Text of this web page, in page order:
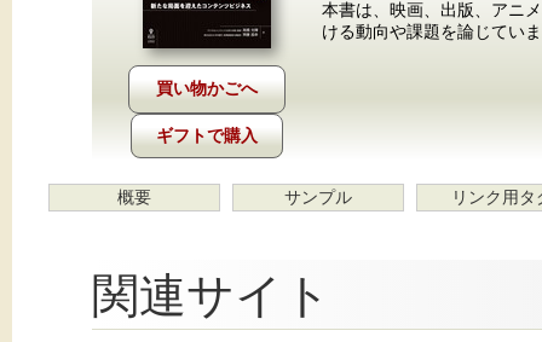
ギフトで購入
本書は、映画、出版、アニ
ける動向や課題を論じてい
概要 サンプル リンク用タ
関連サイト